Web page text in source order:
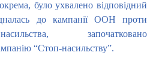
було ухвалено відповідний
до кампанії ООН проти
започатковано
“Стоп-насильству”.